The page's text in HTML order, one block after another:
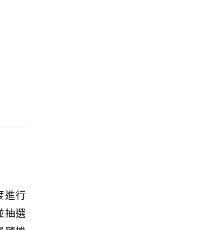
進行
抽選